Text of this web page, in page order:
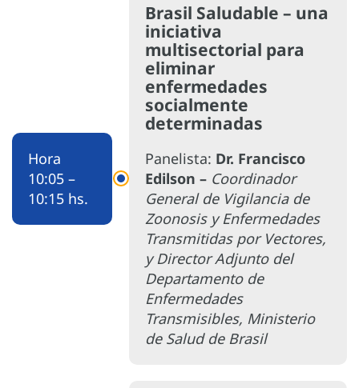
Hora
10:05 –
10:15 hs.
Brasil Saludable – una
iniciativa
multisectorial para
eliminar
enfermedades
socialmente
determinadas
Panelista: Dr. Francisco
Edilson – Coordinador
General de Vigilancia de
Zoonosis y Enfermedades
Transmitidas por Vectores,
y Director Adjunto del
Departamento de
Enfermedades
Transmisibles, Ministerio
de Salud de Brasil